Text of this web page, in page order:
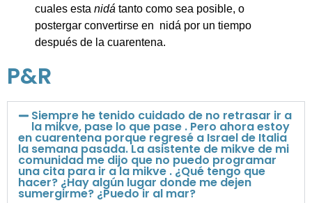
cuales esta nidá tanto como sea posible, o
postergar convertirse en nidá por un tiempo
después de la cuarentena.
P&R
Siempre he tenido cuidado de no retrasar ir a
la mikve, pase lo que pase . Pero ahora estoy
en cuarentena porque regresé a Israel de Italia
la semana pasada. La asistente de mikve de mi
comunidad me dijo que no puedo programar
una cita para ir a la mikve . ¿Qué tengo que
hacer? ¿Hay algún lugar donde me dejen
sumergirme? ¿Puedo ir al mar?